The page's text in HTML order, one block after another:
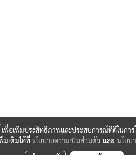
เพื่อเพิ่มประสิทธิภาพและประสบการณ์ที่ดีในการ
มเติมได้ที่นโยบายความเป็นส่วนตัว และ นโยบ